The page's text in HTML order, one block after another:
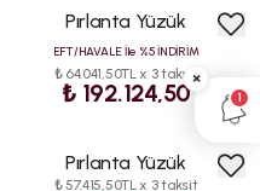
Pırlanta Yüzük
EFT/HAVALE İle %5 İNDİRİM
₺ 64.041,50TL x 3 taksit
₺ 192.124,50
Pırlanta Yüzük
₺ 57.415,50TL x 3 taksit
×
1